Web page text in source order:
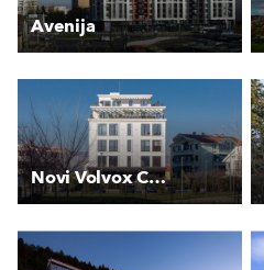
Avenija
Novi Volvox City Kvart